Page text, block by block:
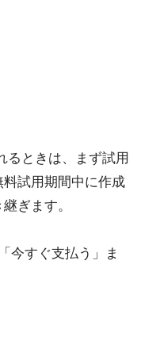
ときは、まず試用
試用期間中に作成
ぎます。
今すぐ支払う」ま